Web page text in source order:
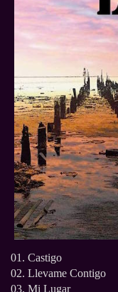
01. Castigo
02. Llevame Contigo
03. Mi Lugar